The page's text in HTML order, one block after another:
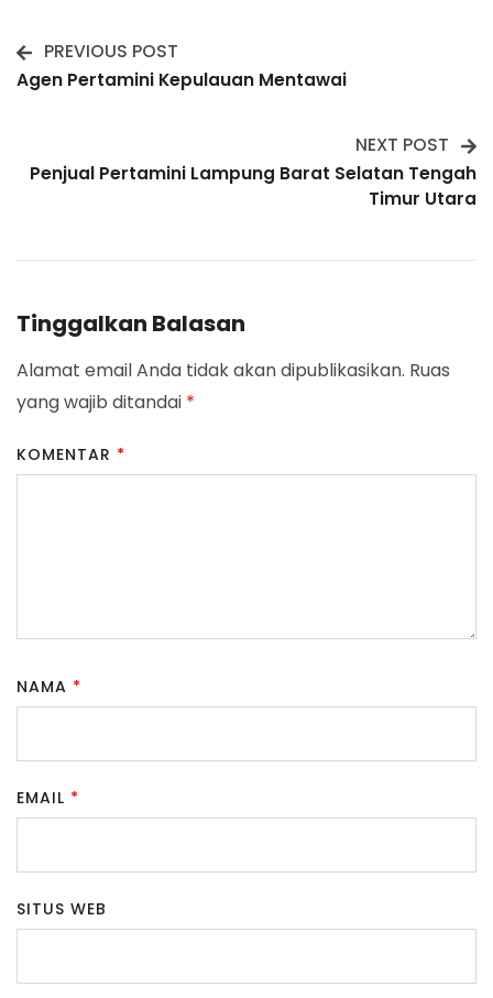
Post
PREVIOUS POST
Agen Pertamini Kepulauan Mentawai
NEXT POST
Penjual Pertamini Lampung Barat Selatan Tengah
Timur Utara
Tinggalkan Balasan
Alamat email Anda tidak akan dipublikasikan. Ruas
yang wajib ditandai *
KOMENTAR *
NAMA *
EMAIL *
SITUS WEB